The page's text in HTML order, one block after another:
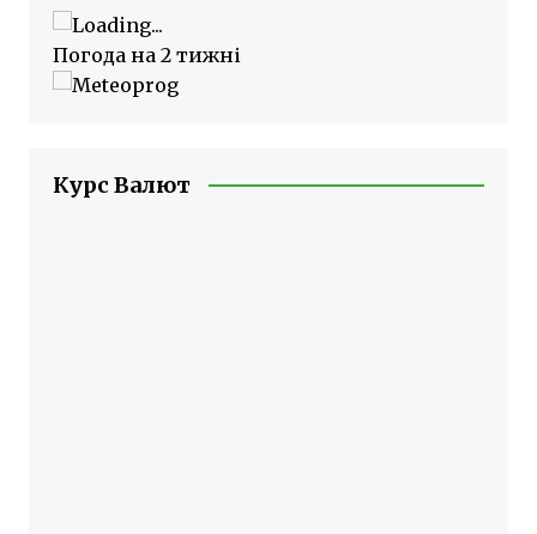
Погода на 2 тижні
Курс Валют